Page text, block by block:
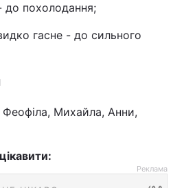
до похолодання;
гасне - до сильного
Михайла, Анни,
Реклама